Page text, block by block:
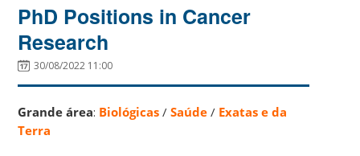
PhD Positions in Cancer
Research
30/08/2022 11:00
Grande área: Biológicas /Saúde / Exatas e da
Terra